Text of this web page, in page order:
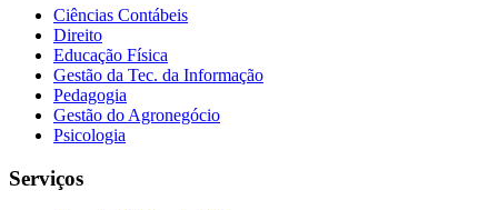
Ciências Contábeis
Direito
Educação Física
Gestão da Tec. da Informação
Pedagogia
Gestão do Agronegócio
Psicologia
Serviços